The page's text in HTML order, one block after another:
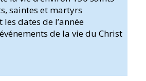
saintes et martyrs
dates de l’année
de la vie du Christ